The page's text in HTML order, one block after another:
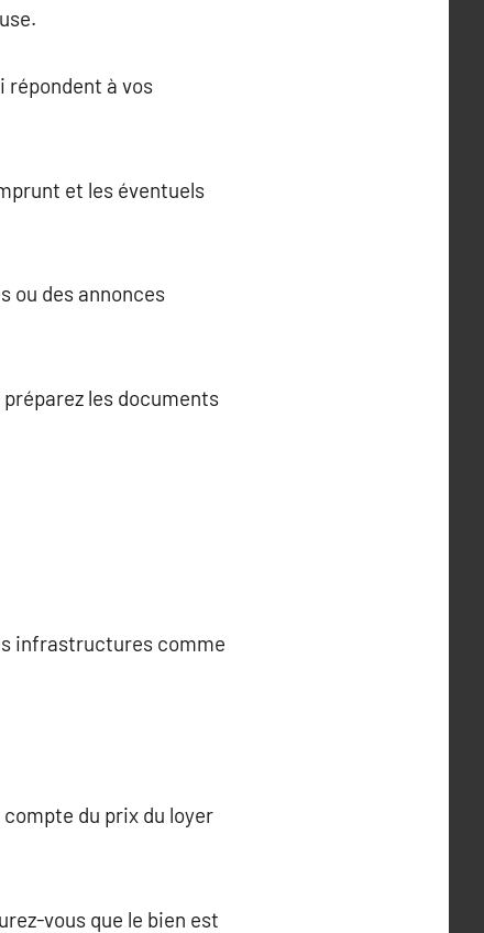
à vos
et les éventuels
ou des annonces
les documents
infrastructures comme
du prix du loyer
vous que le bien est